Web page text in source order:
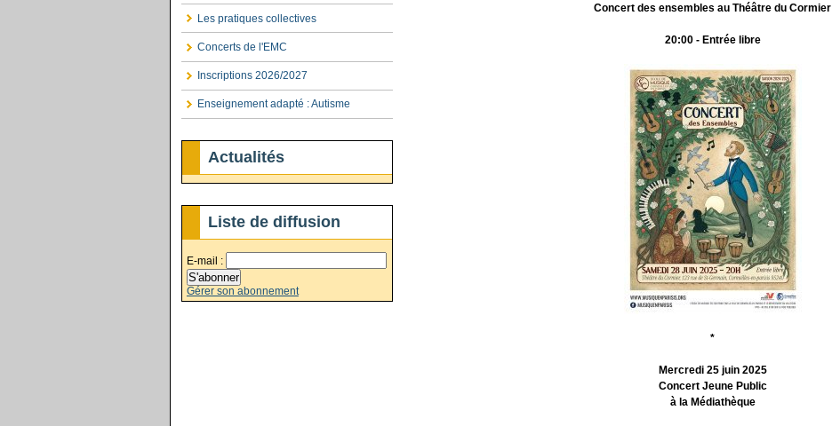
Les pratiques collectives
Concerts de l'EMC
Inscriptions 2026/2027
Enseignement adapté : Autisme
Actualités
Liste de diffusion
E-mail :
Gérer son abonnement
Concert des ensembles au Théâtre du Cormier
20:00 - Entrée libre
*
Mercredi 25 juin 2025
Concert Jeune Public
à la Médiathèque